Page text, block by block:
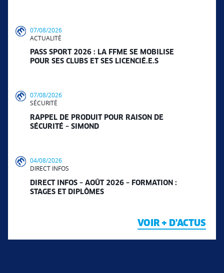
07/08/2026
ACTUALITÉ
PASS SPORT 2026 : LA FFME SE MOBILISE
POUR SES CLUBS ET SES LICENCIÉ.E.S
07/08/2026
SÉCURITÉ
RAPPEL DE PRODUIT POUR RAISON DE
SÉCURITÉ – SIMOND
04/08/2026
DIRECT INFOS
DIRECT INFOS – AOÛT 2026 – FORMATION :
STAGES ET DIPLÔMES
VOIR + D'ACTUS